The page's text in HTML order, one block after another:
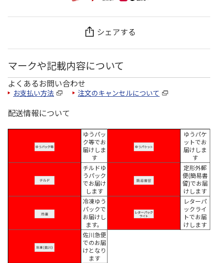
シェアする
マークや記載内容について
よくあるお問い合わせ
お支払い方法 注文のキャンセルについて
配送情報について
ゆうパッ
ク等でお
届けしま
す
ゆうパケ
ットでお
届けしま
す
チルドゆ
うパック
でお届け
します
定形外郵
便(簡易書
留)でお届
けします
冷凍ゆう
パックで
お届けし
ます。
レターパ
ックライ
トでお届
けします
佐川急便
でのお届
けとなり
ます